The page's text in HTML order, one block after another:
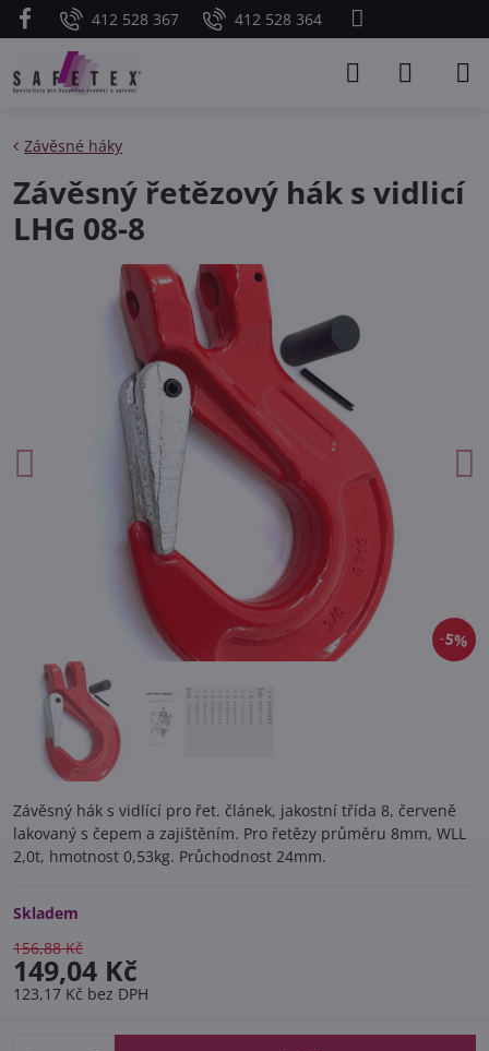
412 528 367 412 528 364
5%
Závěsné háky
Závěsný řetězový hák s vidlicí
LHG 08-8
Závěsný hák s vidlící pro řet. článek, jakostní třída 8, červeně
lakovaný s čepem a zajištěním. Pro řetězy průměru 8mm, WLL
2,0t, hmotnost 0,53kg. Průchodnost 24mm.
Skladem
156,88 Kč
149,04 Kč
123,17 Kč bez DPH